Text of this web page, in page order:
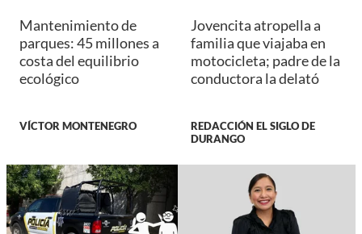
Mantenimiento de
parques: 45 millones a
costa del equilibrio
ecológico
VÍCTOR MONTENEGRO
Jovencita atropella a
familia que viajaba en
motocicleta; padre de la
conductora la delató
REDACCIÓN EL SIGLO DE
DURANGO